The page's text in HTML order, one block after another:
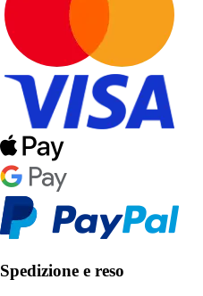
Spedizione e reso